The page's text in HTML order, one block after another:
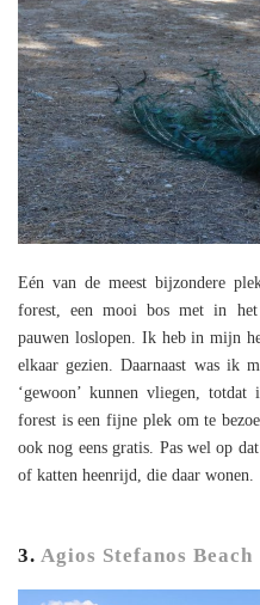
Eén van de meest bijzondere
forest, een mooi bos met in
pauwen loslopen. Ik heb in mijn
elkaar gezien. Daarnaast was ik
‘gewoon’ kunnen vliegen,
forest is een fijne plek om te
ook nog eens gratis. Pas wel op
of katten heenrijd, die daar wonen.
3. Agios Stefanos Beach